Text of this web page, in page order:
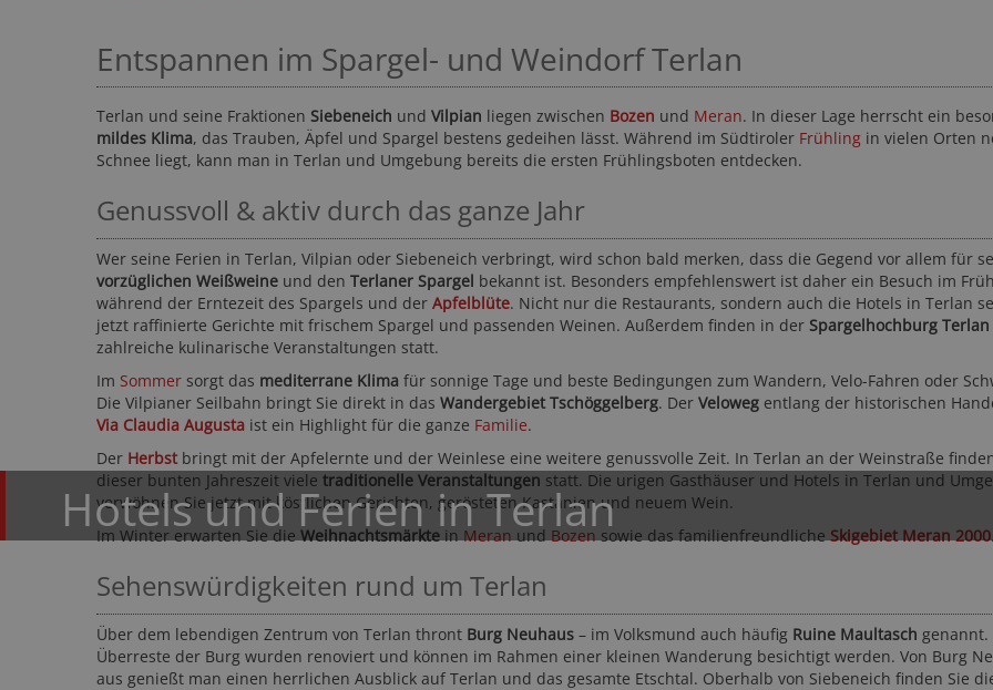
Hotels und Ferien in Terlan
Entspannen im Spargel- und Weindorf Terlan
Terlan und seine Fraktionen Siebeneich und Vilpian liegen zwischen Bozen und Meran. In dieser Lage herrscht ein
mildes Klima, das Trauben, Äpfel und Spargel bestens gedeihen lässt. Während im Südtiroler Frühling in vielen Orten
Schnee liegt, kann man in Terlan und Umgebung bereits die ersten Frühlingsboten entdecken.
Genussvoll & aktiv durch das ganze Jahr
Wer seine Ferien in Terlan, Vilpian oder Siebeneich verbringt, wird schon bald merken, dass die Gegend vor allem für
vorzüglichen Weißweine und den Terlaner Spargel bekannt ist. Besonders empfehlenswert ist daher ein Besuch im
während der Erntezeit des Spargels und der Apfelblüte. Nicht nur die Restaurants, sondern auch die Hotels in Terlan
jetzt raffinierte Gerichte mit frischem Spargel und passenden Weinen. Außerdem finden in der Spargelhochburg Terlan
zahlreiche kulinarische Veranstaltungen statt.
Im Sommer sorgt das mediterrane Klima für sonnige Tage und beste Bedingungen zum Wandern, Velo-Fahren oder
Die Vilpianer Seilbahn bringt Sie direkt in das Wandergebiet Tschöggelberg. Der Veloweg entlang der historischen
Via Claudia Augusta ist ein Highlight für die ganze Familie.
Der Herbst bringt mit der Apfelernte und der Weinlese eine weitere genussvolle Zeit. In Terlan an der Weinstraße
dieser bunten Jahreszeit viele traditionelle Veranstaltungen statt. Die urigen Gasthäuser und Hotels in Terlan und
verwöhnen Sie jetzt mit köstlichen Gerichten, gerösteten Kastanien und neuem Wein.
Im Winter erwarten Sie dieWeihnachtsmärkteinMeranundBozensowie das familienfreundlicheSkigebiet Meran 2000
Sehenswürdigkeiten rund um Terlan
Über dem lebendigen Zentrum von Terlan thront Burg Neuhaus – im Volksmund auch häufig Ruine Maultasch genannt.
Überreste der Burg wurden renoviert und können im Rahmen einer kleinen Wanderung besichtigt werden. Von Burg
aus genießt man einen herrlichen Ausblick auf Terlan und das gesamte Etschtal. Oberhalb von Siebeneich finden Sie
Hotel DAS DORNER ****S
ab168,- CHFab180,- EUR
50-mal gebucht ★★★★☆ 351 Bewertungen ab131,- CHF ab